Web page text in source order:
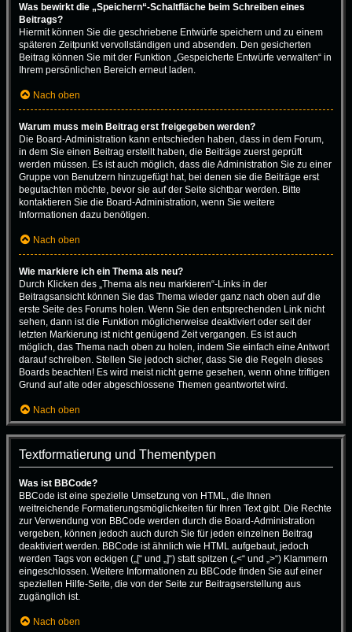
Was bewirkt die „Speichern“-Schaltfläche beim Schreiben eines
Beitrags?
Hiermit können Sie die geschriebene Entwürfe speichern und zu einem
späteren Zeitpunkt vervollständigen und absenden. Den gesicherten
Beitrag können Sie mit der Funktion „Gespeicherte Entwürfe verwalten“ in
Ihrem persönlichen Bereich erneut laden.
Nach oben
Warum muss mein Beitrag erst freigegeben werden?
Die Board-Administration kann entschieden haben, dass in dem Forum,
in dem Sie einen Beitrag erstellt haben, die Beiträge zuerst geprüft
werden müssen. Es ist auch möglich, dass die Administration Sie zu einer
Gruppe von Benutzern hinzugefügt hat, bei denen sie die Beiträge erst
begutachten möchte, bevor sie auf der Seite sichtbar werden. Bitte
kontaktieren Sie die Board-Administration, wenn Sie weitere
Informationen dazu benötigen.
Nach oben
Wie markiere ich ein Thema als neu?
Durch Klicken des „Thema als neu markieren“-Links in der
Beitragsansicht können Sie das Thema wieder ganz nach oben auf die
erste Seite des Forums holen. Wenn Sie den entsprechenden Link nicht
sehen, dann ist die Funktion möglicherweise deaktiviert oder seit der
letzten Markierung ist nicht genügend Zeit vergangen. Es ist auch
möglich, das Thema nach oben zu holen, indem Sie einfach eine Antwort
darauf schreiben. Stellen Sie jedoch sicher, dass Sie die Regeln dieses
Boards beachten! Es wird meist nicht gerne gesehen, wenn ohne triftigen
Grund auf alte oder abgeschlossene Themen geantwortet wird.
Nach oben
Textformatierung und Thementypen
Was ist BBCode?
BBCode ist eine spezielle Umsetzung von HTML, die Ihnen
weitreichende Formatierungsmöglichkeiten für Ihren Text gibt. Die Rechte
zur Verwendung von BBCode werden durch die Board-Administration
vergeben, können jedoch auch durch Sie für jeden einzelnen Beitrag
deaktiviert werden. BBCode ist ähnlich wie HTML aufgebaut, jedoch
werden Tags von eckigen („[“ und „]“) statt spitzen („<“ und „>“) Klammern
eingeschlossen. Weitere Informationen zu BBCode finden Sie auf einer
speziellen Hilfe-Seite, die von der Seite zur Beitragserstellung aus
zugänglich ist.
Nach oben